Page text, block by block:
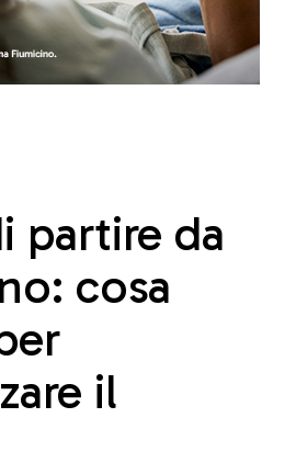
partire da
cosa
il